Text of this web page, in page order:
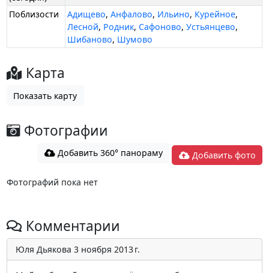
Поблизости Адищево,Анфалово, Ильино, Курейное,
Лесной, Родник, Сафоново,Устьянцево,
Шибаново, Шумово
Карта
Показать карту
Фотографии
Добавить 360° панораму Добавить фото
Фотографий пока нет
Комментарии
Юля Дьякова 3 ноября 2013 г.